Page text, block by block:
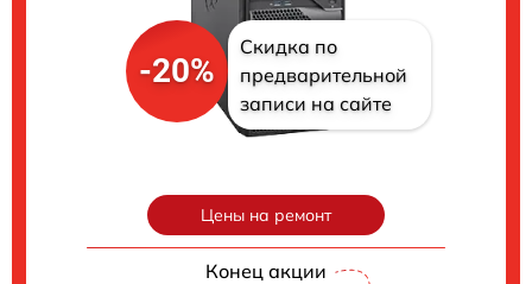
-20%
Скидка по
предварительной
записи на сайте
Цены на ремонт
Конец акции